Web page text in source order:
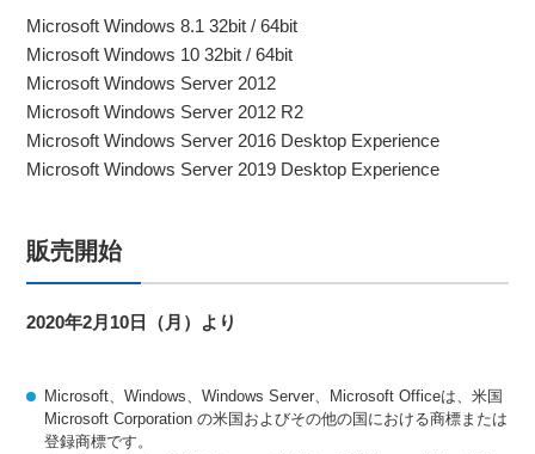
Microsoft Windows 8.1 32bit / 64bit
Microsoft Windows 10 32bit / 64bit
Microsoft Windows Server 2012
Microsoft Windows Server 2012 R2
Microsoft Windows Server 2016 Desktop Experience
Microsoft Windows Server 2019 Desktop Experience
販売開始
2020年2月10日（月）より
Microsoft、Windows、Windows Server、Microsoft Officeは、米国
Microsoft Corporation の米国およびその他の国における商標または
登録商標です。